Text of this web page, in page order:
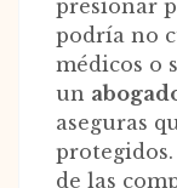
presionar
podría no
médicos o
un
aseguras
de las